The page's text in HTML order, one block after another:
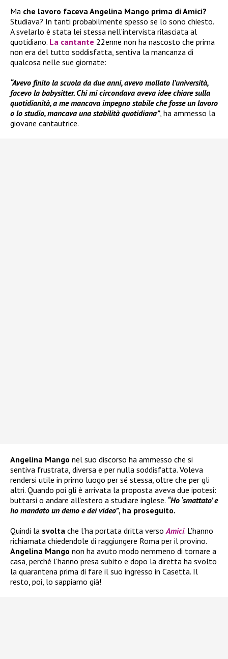
Ma che lavoro faceva Angelina Mango prima di Amici?
Studiava? In tanti probabilmente spesso se lo sono chiesto.
A svelarlo è stata lei stessa nell’intervista rilasciata al
quotidiano. La cantante 22enne non ha nascosto che prima
non era del tutto soddisfatta, sentiva la mancanza di
qualcosa nelle sue giornate:
“Avevo finito la scuola da due anni, avevo mollato l’università,
facevo la babysitter. Chi mi circondava aveva idee chiare sulla
quotidianità, a me mancava impegno stabile che fosse un lavoro
o lo studio, mancava una stabilità quotidiana”, ha ammesso la
giovane cantautrice.
Angelina Mango nel suo discorso ha ammesso che si
sentiva frustrata, diversa e per nulla soddisfatta. Voleva
rendersi utile in primo luogo per sé stessa, oltre che per gli
altri. Quando poi gli è arrivata la proposta aveva due ipotesi:
buttarsi o andare all’estero a studiare inglese. “Ho ‘smattato’ e
ho mandato un demo e dei video”, ha proseguito.
Quindi la svolta che l’ha portata dritta verso Amici. L’hanno
richiamata chiedendole di raggiungere Roma per il provino.
Angelina Mango non ha avuto modo nemmeno di tornare a
casa, perché l’hanno presa subito e dopo la diretta ha svolto
la quarantena prima di fare il suo ingresso in Casetta. Il
resto, poi, lo sappiamo già!